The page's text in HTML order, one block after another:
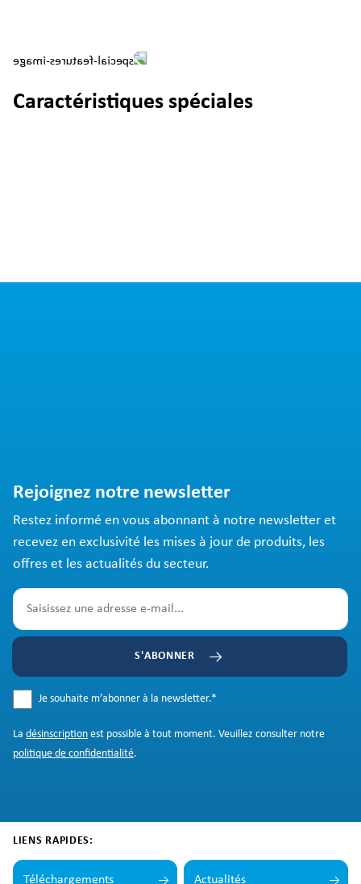
Caractéristiques spéciales
Rejoignez notre newsletter
Restez informé en vous abonnant à notre newsletter et
recevez en exclusivité les mises à jour de produits, les
offres et les actualités du secteur.
S'ABONNER
Je souhaite m’abonner à la newsletter.*
La désinscription est possible à tout moment. Veuillez consulter notre
politique de confidentialité.
LIENS RAPIDES:
Téléchargements Actualités